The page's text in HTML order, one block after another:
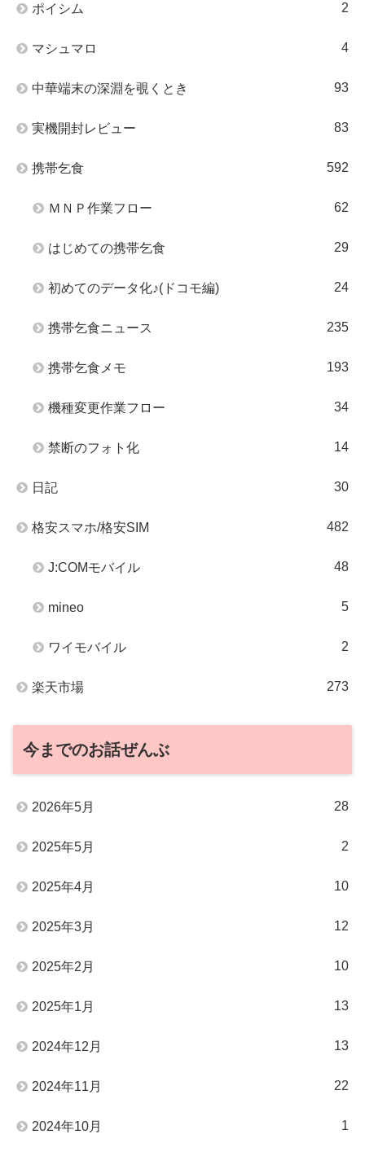
ポイシム 2
マシュマロ 4
中華端末の深淵を覗くとき 93
実機開封レビュー 83
携帯乞食 592
ＭＮＰ作業フロー 62
はじめての携帯乞食 29
初めてのデータ化♪(ドコモ編) 24
携帯乞食ニュース 235
携帯乞食メモ 193
機種変更作業フロー 34
禁断のフォト化 14
日記 30
格安スマホ/格安SIM 482
J:COMモバイル 48
mineo 5
ワイモバイル 2
楽天市場 273
今までのお話ぜんぶ
2026年5月 28
2025年5月 2
2025年4月 10
2025年3月 12
2025年2月 10
2025年1月 13
2024年12月 13
2024年11月 22
2024年10月 1